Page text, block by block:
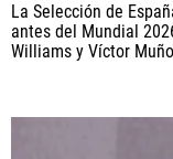
La Selección de
antes del Mundial
Williams y Víctor